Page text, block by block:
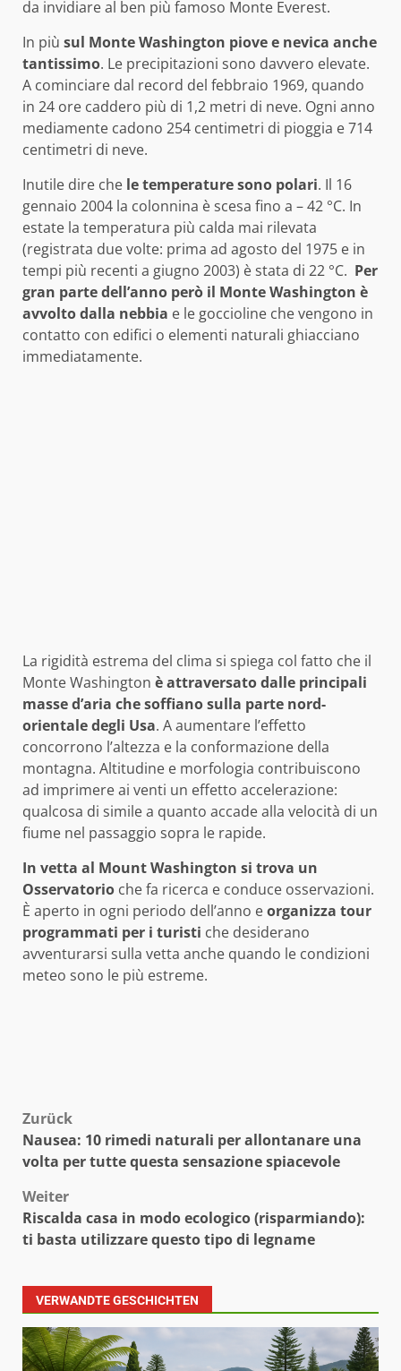
da invidiare al ben più famoso Monte Everest.
In più sul Monte Washington piove e nevica anche
tantissimo. Le precipitazioni sono davvero elevate.
A cominciare dal record del febbraio 1969, quando
in 24 ore caddero più di 1,2 metri di neve. Ogni anno
mediamente cadono 254 centimetri di pioggia e 714
centimetri di neve.
Inutile dire che le temperature sono polari. Il 16
gennaio 2004 la colonnina è scesa fino a – 42 °C. In
estate la temperatura più calda mai rilevata
(registrata due volte: prima ad agosto del 1975 e in
tempi più recenti a giugno 2003) è stata di 22 °C. Per
gran parte dell’anno però il Monte Washington è
avvolto dalla nebbia e le goccioline che vengono in
contatto con edifici o elementi naturali ghiacciano
immediatamente.
La rigidità estrema del clima si spiega col fatto che il
Monte Washington è attraversato dalle principali
masse d’aria che soffiano sulla parte nord-
orientale degli Usa. A aumentare l’effetto
concorrono l’altezza e la conformazione della
montagna. Altitudine e morfologia contribuiscono
ad imprimere ai venti un effetto accelerazione:
qualcosa di simile a quanto accade alla velocità di un
fiume nel passaggio sopra le rapide.
In vetta al Mount Washington si trova un
Osservatorio che fa ricerca e conduce osservazioni.
È aperto in ogni periodo dell’anno eorganizza tour
programmati per i turisti che desiderano
avventurarsi sulla vetta anche quando le condizioni
meteo sono le più estreme.
Beitragsnavigation
Zurück
Nausea: 10 rimedi naturali per allontanare una
volta per tutte questa sensazione spiacevole
Weiter
Riscalda casa in modo ecologico (risparmiando):
ti basta utilizzare questo tipo di legname
VERWANDTE GESCHICHTEN